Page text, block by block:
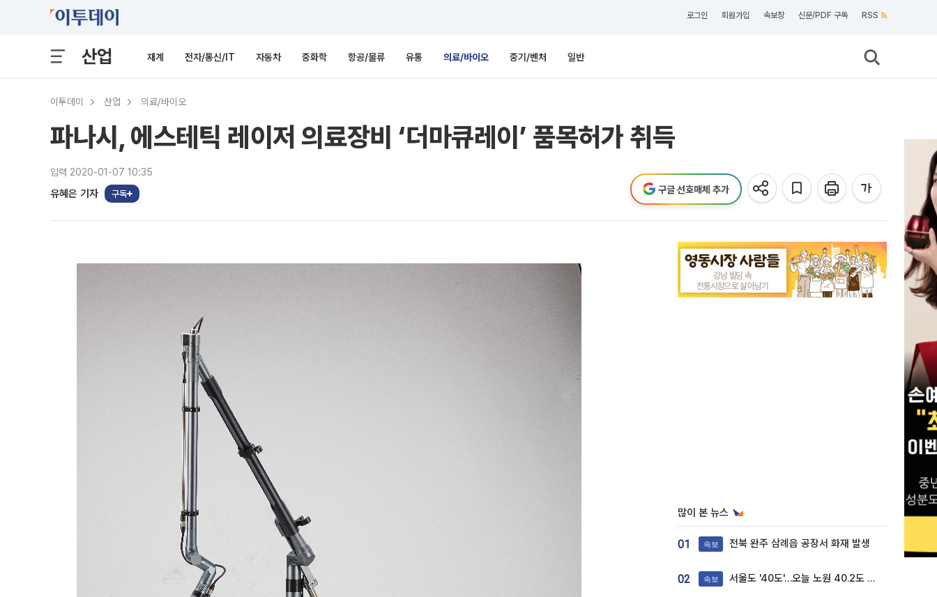
로그인 회원가입 속보창 신문/PDF 구독 RSS
산업 재계 전자/통신/IT 자동차 중화학 항공/물류 유통 의료/바이오 중기/벤처 일반
이투데이 산업 의료/바이오
파나시, 에스테틱 레이저 의료장비 ‘더마큐레이’ 품목허가 취득
입력 2020-01-07 10:35
유혜은 기자 구독 구글 선호매체 추가
많이 본 뉴스
01 속보 전북 완주 삼례읍 공장서 화재 발생
02 속보 서울도 '40도'…오늘 노원 40.2도 기록